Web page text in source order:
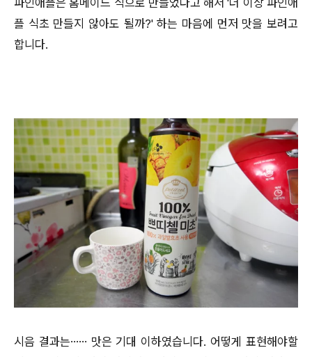
플 식초 만들지 않아도 될까?' 하는 마음에 먼저 맛을 보려고
합니다.
시음 결과는…… 맛은 기대 이하였습니다. 어떻게 표현해야할